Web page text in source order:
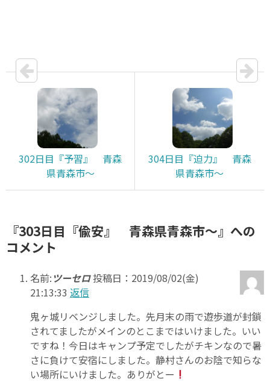
302日目『予習』 青森
県青森市～
304日目『迫力』 青森
県青森市～
『303日目『偸安』 青森県青森市～』への
コメント
名前: ツーセロ投稿日：2019/08/02(金)
21:13:33 返信
鬼ヶ城リベンジしました。先月末の雨で遊歩道が封鎖
されてましたがメインのとこまではいけました。いい
ですね！今日はキャンプ予定でしたがチキンなので暑
さに負けて安宿にしました。静村さんのお陰で知らな
い場所にいけました。ありがとー